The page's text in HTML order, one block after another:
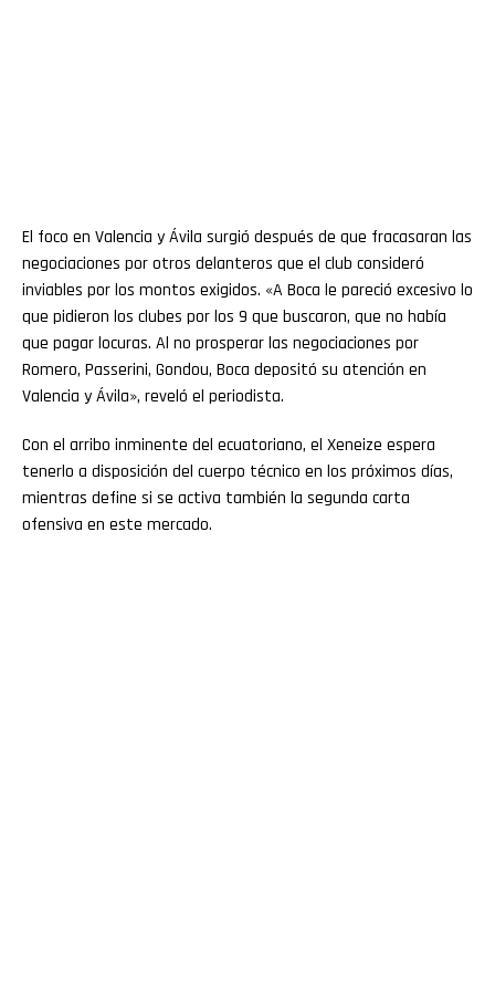
El foco en Valencia y Ávila surgió después de que fracasaran las
negociaciones por otros delanteros que el club consideró
inviables por los montos exigidos. «A Boca le pareció excesivo lo
que pidieron los clubes por los 9 que buscaron, que no había
que pagar locuras. Al no prosperar las negociaciones por
Romero, Passerini, Gondou, Boca depositó su atención en
Valencia y Ávila», reveló el periodista.
Con el arribo inminente del ecuatoriano, el Xeneize espera
tenerlo a disposición del cuerpo técnico en los próximos días,
mientras define si se activa también la segunda carta
ofensiva en este mercado.